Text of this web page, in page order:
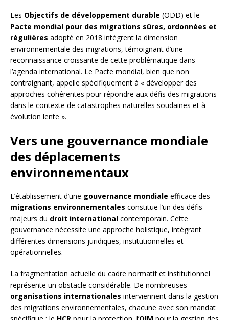
Les Objectifs de développement durable (ODD) et le
Pacte mondial pour des migrations sûres, ordonnées et
régulières adopté en 2018 intègrent la dimension
environnementale des migrations, témoignant d’une
reconnaissance croissante de cette problématique dans
l’agenda international. Le Pacte mondial, bien que non
contraignant, appelle spécifiquement à « développer des
approches cohérentes pour répondre aux défis des migrations
dans le contexte de catastrophes naturelles soudaines et à
évolution lente ».
Vers une gouvernance mondiale
des déplacements
environnementaux
L’établissement d’une gouvernance mondiale efficace des
migrations environnementales constitue l’un des défis
majeurs du droit international contemporain. Cette
gouvernance nécessite une approche holistique, intégrant
différentes dimensions juridiques, institutionnelles et
opérationnelles.
La fragmentation actuelle du cadre normatif et institutionnel
représente un obstacle considérable. De nombreuses
organisations internationales interviennent dans la gestion
des migrations environnementales, chacune avec son mandat